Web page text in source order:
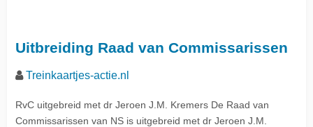
Uitbreiding Raad van Commissarissen
Treinkaartjes-actie.nl
RvC uitgebreid met dr Jeroen J.M. Kremers De Raad van
Commissarissen van NS is uitgebreid met dr Jeroen J.M.